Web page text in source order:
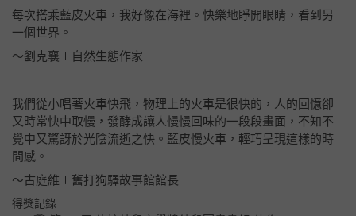
每次搭乘藍皮火車，我好像在海裡。快樂地睜開眼睛，看到另
一個世界。
～劉克襄∣自然生態作家
我們從小唱著火車快飛，物理上的火車是很快的，人的回憶卻
又時常快中取慢，發酵成讓人慢慢回味的一段段畫面，不知不
覺中又驚訝於光陰流逝之快。藍皮慢火車，輕巧呈現這樣的時
間感。
～古庭維∣舊打狗驛故事館館長
得獎記錄